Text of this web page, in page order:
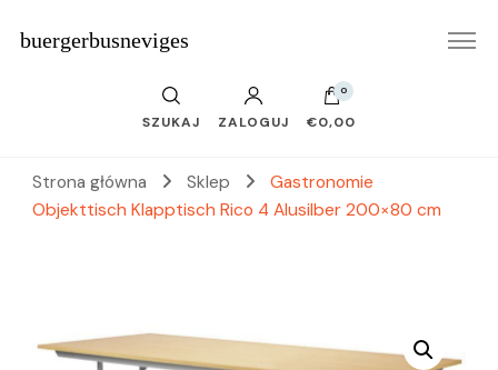
buergerbusneviges
SZUKAJ ZALOGUJ
0
€0,00
Strona główna Sklep
Gastronomie
Objekttisch Klapptisch Rico 4 Alusilber 200×80 cm